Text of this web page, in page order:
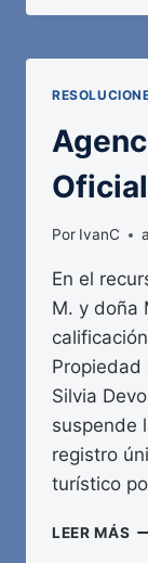
Por IvanC
En el
M. y doña
Propiedad
Silvia
suspende
registro
turístico
LEER MÁS